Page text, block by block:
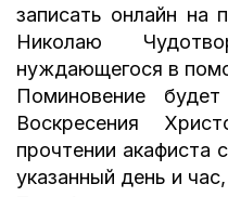
записать онлайн на
Николаю
нуждающегося в
Поминовение
Воскресения
прочтении акафиста
указанный день и